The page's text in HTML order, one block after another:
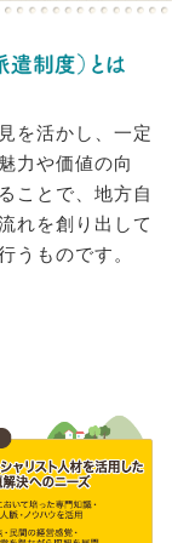
を活かし、一定
力や価値の向
ことで、地方自
れを創り出して
うものです。